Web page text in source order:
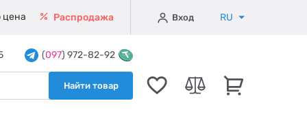
цена Распродажа Вход RU
(097) 972-82-92
Найти товар